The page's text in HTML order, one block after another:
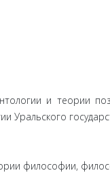
и теории
Уральского
философии,